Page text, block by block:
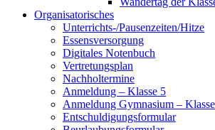
Organisatorisches
Unterrichts-/Pausenzeiten/Hitze
Essensversorgung
Digitales Notenbuch
Vertretungsplan
Nachholtermine
Anmeldung – Klasse 5
Anmeldung Gymnasium –
Entschuldigungsformular